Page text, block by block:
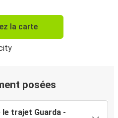
la carte
posées
le trajet Guarda -